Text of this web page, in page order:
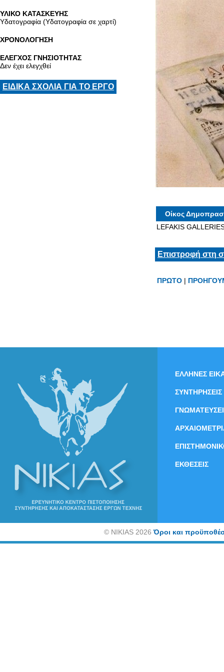
ΥΛΙΚΟ ΚΑΤΑΣΚΕΥΗΣ
Υδατογραφία (Υδατογραφία σε χαρτί)
ΧΡΟΝΟΛΟΓΗΣΗ
ΕΛΕΓΧΟΣ ΓΝΗΣΙΟΤΗΤΑΣ
Δεν έχει ελεγχθεί
ΕΙΔΙΚΑ ΣΧΟΛΙΑ ΓΙΑ ΤΟ ΕΡΓΟ
Οίκος
LEFAKIS
Επιστροφή στη
ΠΡΩΤΟ |
ΕΛΛΗΝΕΣ
ΣΥΝΤΗΡΗΣΕΙΣ
ΕΚΘΕΣΕΙΣ
©NIKIAS 2026Όροι και